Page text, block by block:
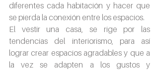
diferentes cada habitación y hacer que
se pierda la conexión entre los espacios.
El vestir una casa, se rige por las
tendencias del interiorismo, para así
lograr crear espacios agradables y que a
la vez se adapten a los gustos y